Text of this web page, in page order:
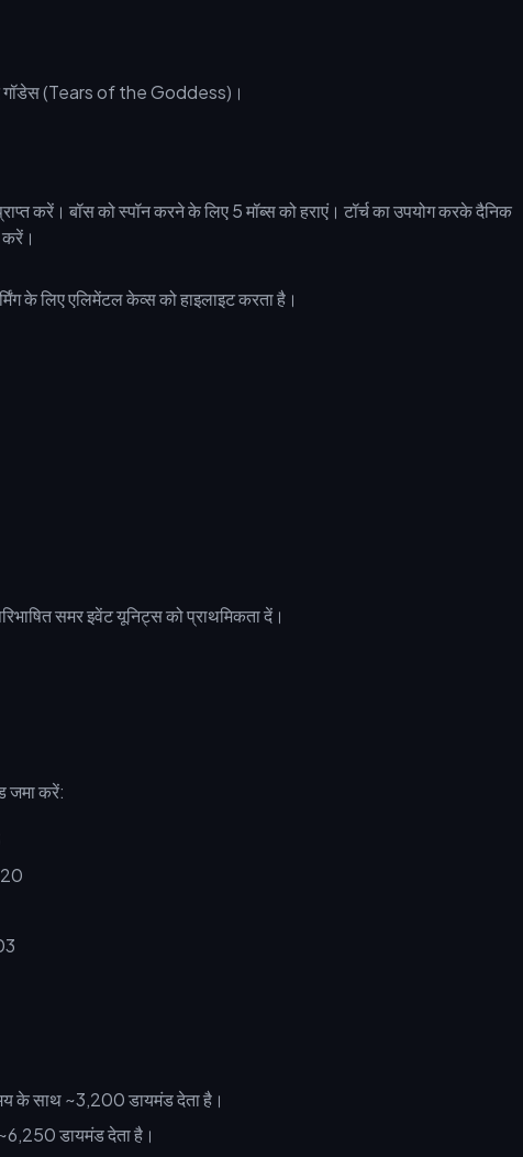
गॉडेस (Tears of the Goddess)।
करें। बॉस को स्पॉन करने के लिए 5 मॉब्स को हराएं। टॉर्च का उपयोग करके दैनिक
करें।
समर इवेंट यूनिट्स को प्राथमिकता दें।
जमा करें:
के साथ ~3,200 डायमंड देता है।
डायमंड देता है।